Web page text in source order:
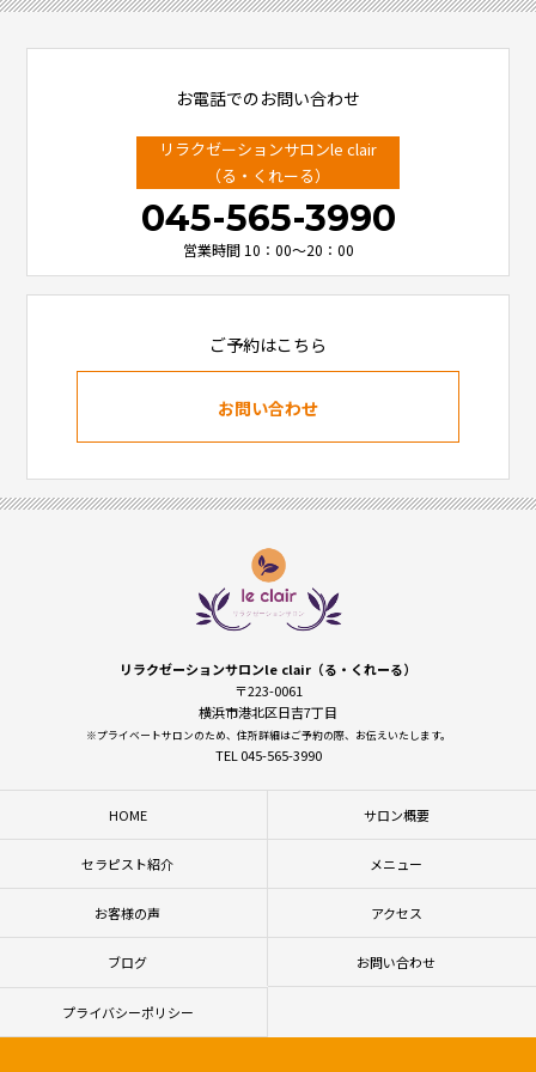
お電話でのお問い合わせ
リラクゼーションサロンle clair
（る・くれーる）
045-565-3990
営業時間 10：00～20：00
ご予約はこちら
お問い合わせ
リラクゼーションサロンle clair（る・くれーる）
〒223-0061
横浜市港北区日吉7丁目
※プライベートサロンのため、住所詳細はご予約の際、お伝えいたします。
TEL 045-565-3990
HOME サロン概要
セラピスト紹介 メニュー
お客様の声 アクセス
ブログ お問い合わせ
プライバシーポリシー